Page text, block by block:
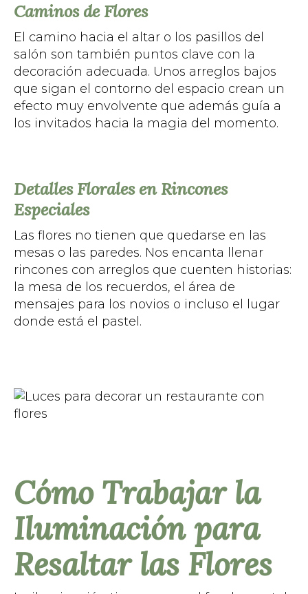
Caminos de Flores
El camino hacia el altar o los pasillos del
salón son también puntos clave con la
decoración adecuada. Unos arreglos bajos
que sigan el contorno del espacio crean un
efecto muy envolvente que además guía a
los invitados hacia la magia del momento.
Detalles Florales en Rincones
Especiales
Las flores no tienen que quedarse en las
mesas o las paredes. Nos encanta llenar
rincones con arreglos que cuenten historias:
la mesa de los recuerdos, el área de
mensajes para los novios o incluso el lugar
donde está el pastel.
Cómo Trabajar la
Iluminación para
Resaltar las Flores